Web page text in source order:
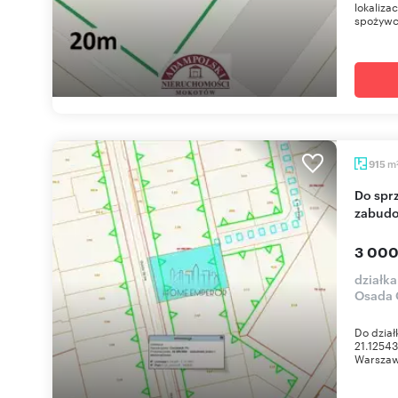
915 m
Do sprzedania działka pod wielorodzinną
3
Osada
Do